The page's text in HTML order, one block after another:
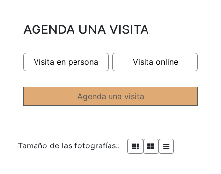
AGENDA UNA VISITA
Visita en persona Visita online
Agenda una visita
Tamaño de las fotografías::